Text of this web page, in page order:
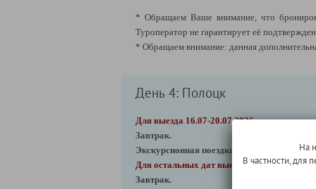
* Обращаем Ваше внимание, что
Туроператор не гарантирует её
* Обращаем внимание: данная
День 4: Полоцк
Для выезда 16.07-20.07.2026:
Завтрак.
Экскурсионная поездка в Полоцк
(Минск
Для остальных дат выезда:
Завтрак.
На
В частности, для